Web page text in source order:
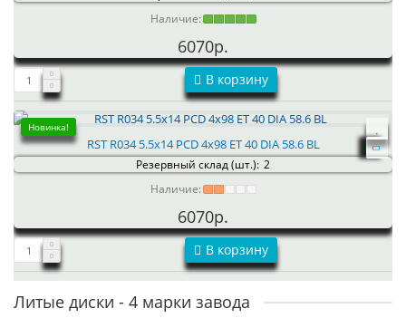
Наличие:
6070р.
В корзину
Новинка!
RST R034 5.5x14 PCD 4x98 ET 40 DIA 58.6 BL
Резервный склад (шт.): 2
Наличие:
6070р.
В корзину
Литые диски - 4 марки завода